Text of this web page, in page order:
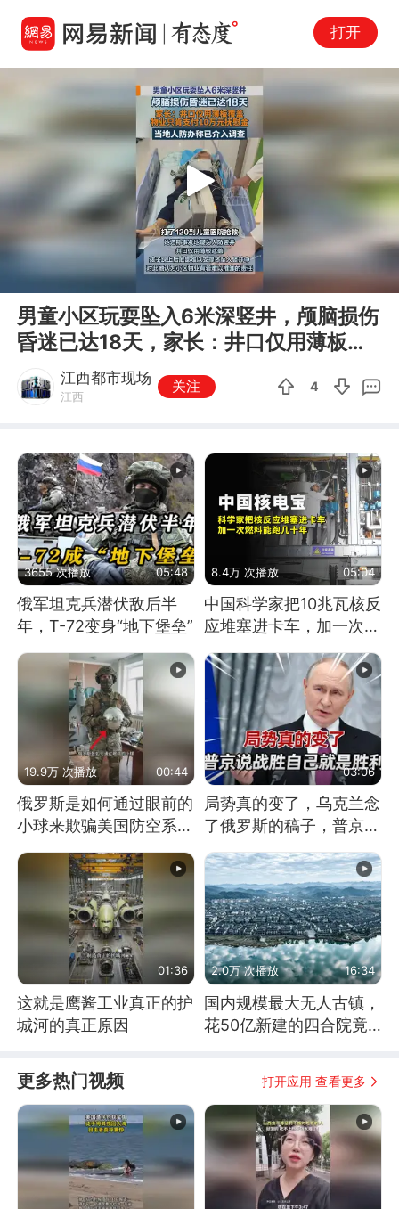
打开
00:00 00:24
Play
男童小区玩耍坠入6米深竖井，颅脑损伤
昏迷已达18天，家长：井口仅用薄板覆
江西都市现场
江西
关注 4
3655 次播放 05:48
俄军坦克兵潜伏敌后半
年，T-72变身“地下堡垒”
8.4万 次播放 05:04
中国科学家把10兆瓦核反
应堆塞进卡车，加一次燃
料能跑几十年
19.9万 次播放 00:44
俄罗斯是如何通过眼前的
小球来欺骗美国防空系统
03:06
局势真的变了，乌克兰念
了俄罗斯的稿子，普京说
01:36
这就是鹰酱工业真正的护
城河的真正原因
2.0万 次播放 16:34
国内规模最大无人古镇，
花50亿新建的四合院竟
更多热门视频 打开应用 查看更多